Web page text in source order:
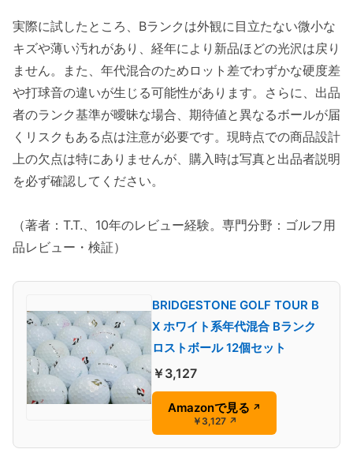
実際に試したところ、Bランクは外観に目立たない微小な
キズや薄い汚れがあり、経年により新品ほどの光沢は戻り
ません。また、年代混合のためロット差でわずかな硬度差
や打球音の違いが生じる可能性があります。さらに、出品
者のランク基準が曖昧な場合、期待値と異なるボールが届
くリスクもある点は注意が必要です。現時点での商品設計
上の欠点は特にありませんが、購入時は写真と出品者説明
を必ず確認してください。
（著者：T.T.、10年のレビュー経験。専門分野：ゴルフ用
品レビュー・検証）
BRIDGESTONE GOLF TOUR B
X ホワイト系年代混合 Bランク
ロストボール 12個セット
￥3,127
Amazonで見る ↗
￥3,127 ↗